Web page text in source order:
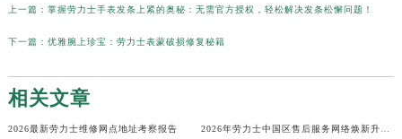
上一篇： 掌握劳力士手表发条上紧的奥秘：无需官方授权，轻松解决发条松懈问题！
下一篇： 优雅腕上珍宝：劳力士表蒙破损修复秘籍
相关文章
2026最新劳力士维修网点地址考察报告